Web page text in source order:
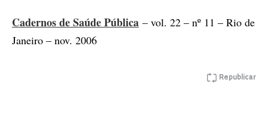
Cadernos de Saúde Pública – vol. 22 – nº 11 – Rio de
Janeiro – nov. 2006
Republicar